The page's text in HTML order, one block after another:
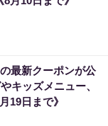
最新クーポンが公
キッズメニュー、
19日まで》